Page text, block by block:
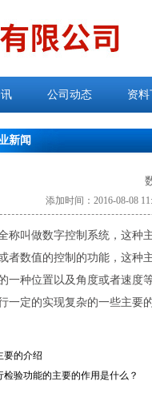
公司动态 资
新闻
添加时间：2016-08-08
称叫做数字控制系统，这种
者数值的控制的功能，这种
一种位置以及角度或者速度
一定的实现复杂的一些主要
要的介绍
检验功能的主要的作用是什么？